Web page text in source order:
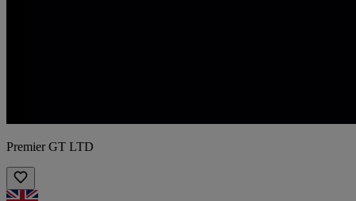
Premier GT LTD